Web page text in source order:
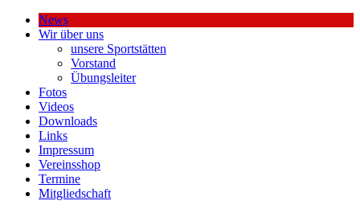
News
Wir über uns
unsere Sportstätten
Vorstand
Übungsleiter
Fotos
Videos
Downloads
Links
Impressum
Vereinsshop
Termine
Mitgliedschaft